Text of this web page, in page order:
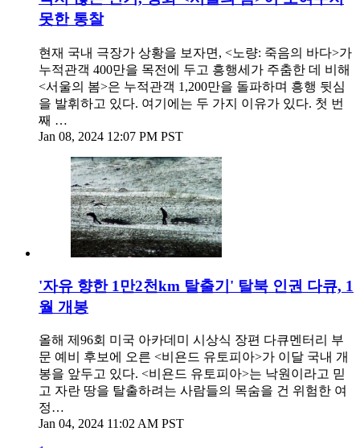
못한 통찰
현재 국내 극장가 상황을 보자면, <노량: 죽음의 바다>가
누적관객 400만을 목전에 두고 흥행세가 주춤한 데 비해
<서울의 봄>은 누적관객 1,200만을 돌파하며 흥행 뒷심
을 발휘하고 있다. 여기에는 두 가지 이유가 있다. 첫 번
째 …
Jan 08, 2024 12:07 PM PST
'자유 향한 1만2천km 탈출기' 탈북 인권 다큐, 1
월 개봉
올해 제96회 미국 아카데미 시상식 장편 다큐멘터리 부
문 예비 후보에 오른 <비욘드 유토피아>가 이달 국내 개
봉을 앞두고 있다. <비욘드 유토피아>는 낙원이라고 믿
고 자란 땅을 탈출하려는 사람들의 목숨을 건 위험한 여
정…
Jan 04, 2024 11:02 AM PST